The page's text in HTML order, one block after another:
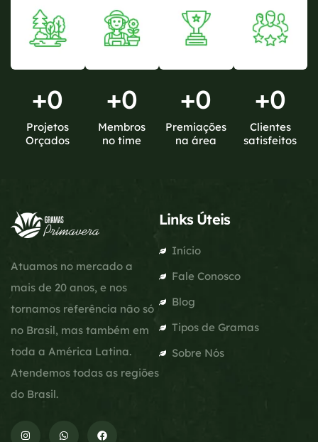
+0
Projetos
Orçados
+0
Membros
no time
+0
Premiações
na área
+0
Clientes
satisfeitos
Atuamos no mercado a
mais de 20 anos, e nos
tornamos referência não só
no Brasil, mas também em
toda a América Latina.
Atendemos todas as regiões
do Brasil.
Links Úteis
Início
Fale Conosco
Blog
Tipos de Gramas
Sobre Nós